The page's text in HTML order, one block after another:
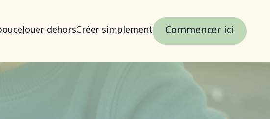
Jouer dehorsCréer simplement Commencer ici